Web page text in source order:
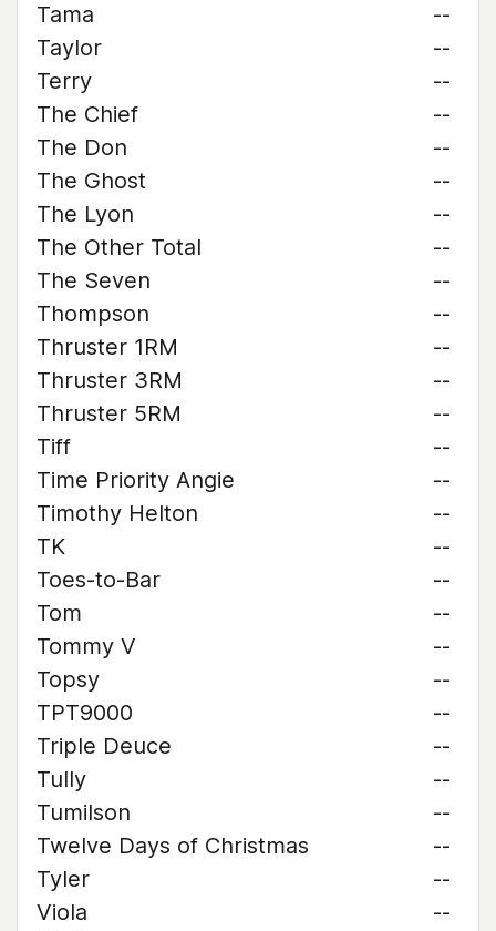
Tama
--
Taylor
--
Terry
--
The Chief
--
The Don
--
The Ghost
--
The Lyon
--
The Other Total
--
The Seven
--
Thompson
--
Thruster 1RM
--
Thruster 3RM
--
Thruster 5RM
--
Tiff
--
Time Priority Angie
--
Timothy Helton
--
TK
--
Toes-to-Bar
--
Tom
--
Tommy V
--
Topsy
--
TPT9000
--
Triple Deuce
--
Tully
--
Tumilson
--
Twelve Days of Christmas
--
Tyler
--
Viola
--